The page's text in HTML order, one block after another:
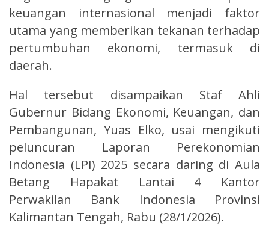
keuangan internasional menjadi faktor
utama yang memberikan tekanan terhadap
pertumbuhan ekonomi, termasuk di
daerah.
Hal tersebut disampaikan Staf Ahli
Gubernur Bidang Ekonomi, Keuangan, dan
Pembangunan, Yuas Elko, usai mengikuti
peluncuran Laporan Perekonomian
Indonesia (LPI) 2025 secara daring di Aula
Betang Hapakat Lantai 4 Kantor
Perwakilan Bank Indonesia Provinsi
Kalimantan Tengah, Rabu (28/1/2026).